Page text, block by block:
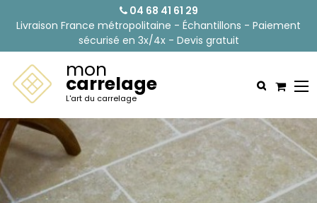
04 68 41 61 29
Livraison France métropolitaine - Échantillons - Paiement
sécurisé en 3x/4x - Devis gratuit
mon
carrelage
L'art du carrelage